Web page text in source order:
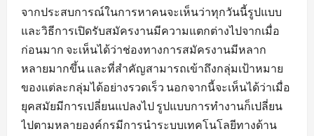
จากประสบการณ์ในการหาคนจะเห็นว่าทุกวันนี้รูปแบบ
และวิธีการเปิดรับสมัครงานมีความแตกต่างไปจากเมื่อ
ก่อนมาก จะเห็นได้ว่าช่องทางการสมัครงานมีหลาก
หลายมากขึ้น และที่สำคัญสามารถเข้าถึงกลุ่มเป้าหมาย
ของแต่ละกลุ่มได้อย่างรวดเร็ว นอกจากนี้จะเห็นได้ว่าเมื่อ
ยุคสมัยมีการเปลี่ยนแปลงไป รูปแบบการทำงานก็เปลี่ยน
ไปตามหลายองค์กรมีการนำระบบเทคโนโลยีทางด้าน